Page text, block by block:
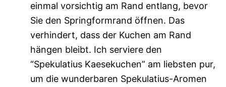
einmal vorsichtig am Rand entlang, bevor
Sie den Springformrand öffnen. Das
verhindert, dass der Kuchen am Rand
hängen bleibt. Ich serviere den
“Spekulatius Kaesekuchen” am liebsten pur,
um die wunderbaren Spekulatius-Aromen